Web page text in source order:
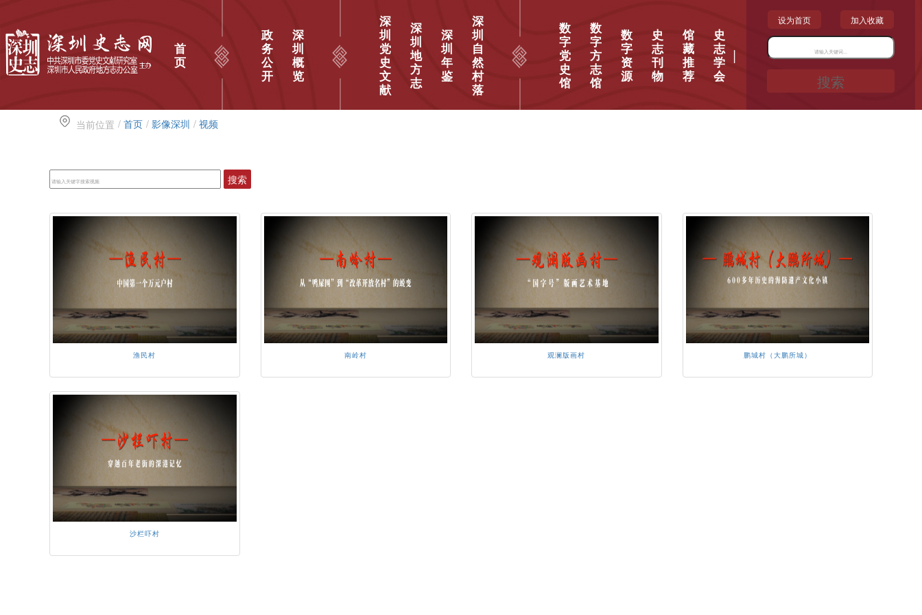
首
页
政
务
公
开
深
圳
概
览
深
圳
党
史
文
献
深
圳
地
方
志
深
圳
年
鉴
深
圳
自
然
村
落
数
字
党
史
馆
数
字
方
志
馆
数
字
资
源
史
志
刊
物
馆
藏
推
荐
史
志
学
会
|
设为首页 加入收藏
搜索
当前位置 / 首页 / 影像深圳 / 视频
搜索
渔民村 南岭村 观澜版画村 鹏城村（大鹏所城）
沙栏吓村